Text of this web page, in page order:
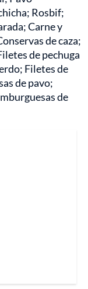
Rosbif;
Carne y
de caza;
de pechuga
Filetes de
de pavo;
de